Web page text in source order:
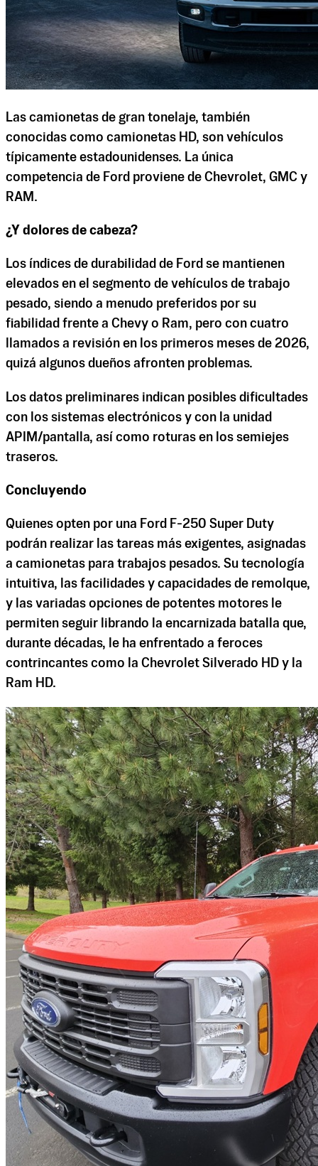
Las camionetas de gran tonelaje, también
conocidas como camionetas HD, son vehículos
típicamente estadounidenses. La única
competencia de Ford proviene de Chevrolet, GMC y
RAM.
¿Y dolores de cabeza?
Los índices de durabilidad de Ford se mantienen
elevados en el segmento de vehículos de trabajo
pesado, siendo a menudo preferidos por su
fiabilidad frente a Chevy o Ram, pero con cuatro
llamados a revisión en los primeros meses de 2026,
quizá algunos dueños afronten problemas.
Los datos preliminares indican posibles dificultades
con los sistemas electrónicos y con la unidad
APIM/pantalla, así como roturas en los semiejes
traseros.
Concluyendo
Quienes opten por una Ford F-250 Super Duty
podrán realizar las tareas más exigentes, asignadas
a camionetas para trabajos pesados. Su tecnología
intuitiva, las facilidades y capacidades de remolque,
y las variadas opciones de potentes motores le
permiten seguir librando la encarnizada batalla que,
durante décadas, le ha enfrentado a feroces
contrincantes como la Chevrolet Silverado HD y la
Ram HD.